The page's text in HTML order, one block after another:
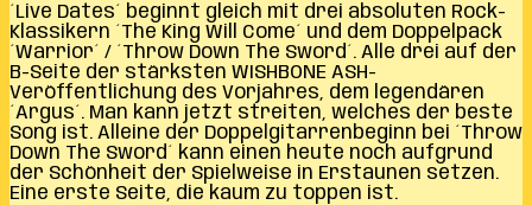
´Live Dates´ beginnt gleich mit drei absoluten Rock-
Klassikern ´The King Will Come´ und dem Doppelpack
´Warrior´ / ´Throw Down The Sword´. Alle drei auf der
B-Seite der stärksten WISHBONE ASH-
Veröffentlichung des Vorjahres, dem legendären
´Argus´. Man kann jetzt streiten, welches der beste
Song ist. Alleine der Doppelgitarrenbeginn bei ´Throw
Down The Sword´ kann einen heute noch aufgrund
der Schönheit der Spielweise in Erstaunen setzen.
Eine erste Seite, die kaum zu toppen ist.